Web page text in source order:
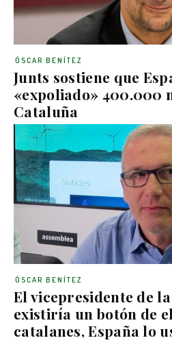
Junts sostiene que
«expoliado» 400.000
Cataluña
ÓSCAR BENÍTEZ
El vicepresidente de la
existiría un botón de
catalanes, España lo
ÓSCAR BENÍTEZ